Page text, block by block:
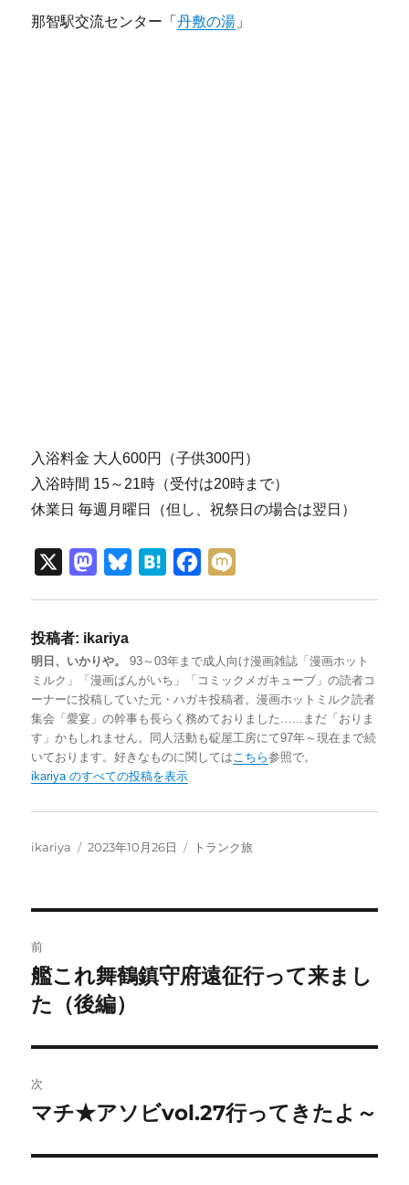
那智駅交流センター「丹敷の湯 」
入浴料金 大人600円（子供300円）
入浴時間 15～21時（受付は20時まで）
休業日 毎週月曜日（但し、祝祭日の場合は翌日）
M
t
o
d
o
n
k
y
H
n
a
b
o
o
投稿者: ikariya
明日、いかりや。
93～03年まで成人向け漫画雑誌「漫画ホット
ミルク」「漫画ばんがいち」「コミックメガキューブ」の読者コ
ーナーに投稿していた元・ハガキ投稿者。漫画ホットミルク読者
集会「愛宴」の幹事も長らく務めておりました…...まだ「おりま
す」かもしれません。同人活動も碇屋工房にて97年～現在まで続
いております。好きなものに関してはこちら参照で。
ikariya のすべての投稿を表示
投
ikariya
投
2023年10月26日
カ
トランク旅
稿
ナ
ビ
ゲ
ー
シ
前
前
の
稿:
艦これ舞鶴鎮守府遠征行って来まし
た（後編）
次
次
投
マチ★アソビvol.27行ってきたよ～